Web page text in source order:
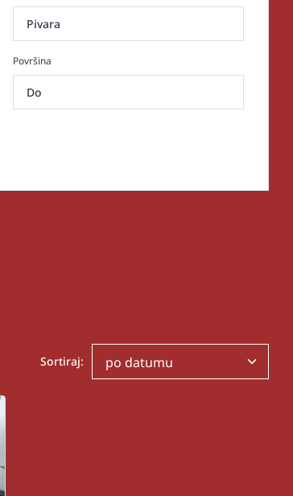
Pivara
Površina
Sortiraj: po datumu